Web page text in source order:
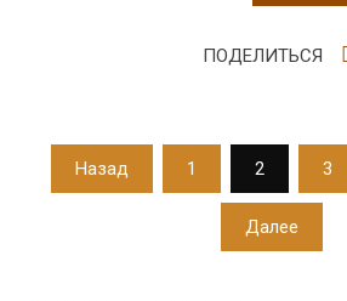
ПОДЕЛИТЬСЯ
Пагинация
записей
Назад 1 2 3
Далее